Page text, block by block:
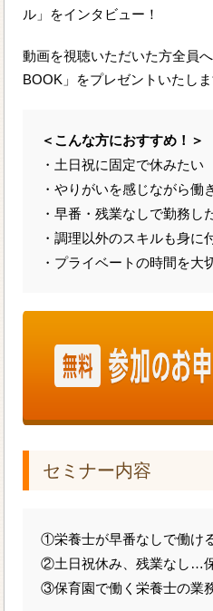
ル」をインタビュー！
動画を視聴いただいた方全員
BOOK」をプレゼントいたしま
＜こんな方におすすめ！＞
・土日祝に固定で休みたい
・やりがいを感じながら働
・早番・残業なしで勤務し
・調理以外のスキルも身に
・プライベートの時間を大
セミナー内容
①栄養士が早番なしで働け
②土日祝休み、残業なし…
③保育園で働く栄養士の業